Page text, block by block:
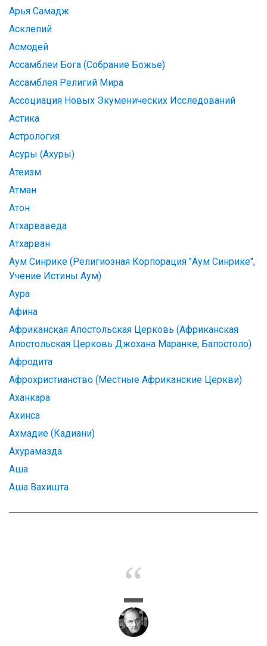
Арья Самадж
Асклепий
Асмодей
Ассамблеи Бога (Собрание Божье)
Ассамблея Религий Мира
Ассоциация Новых Экуменических Исследований
Астика
Астрология
Асуры (Ахуры)
Атеизм
Атман
Атон
Атхарваведа
Атхарван
Аум Синрике (Религиозная Корпорация "Аум Синрике",
Учение Истины Аум)
Аура
Афина
Африканская Апостольская Церковь (Африканская
Апостольская Церковь Джохана Маранке, Бапостоло)
Афродита
Афрохристианство (Местные Африканские Церкви)
Аханкара
Ахинса
Ахмадие (Кадиани)
Ахурамазда
Аша
Аша Вахишта